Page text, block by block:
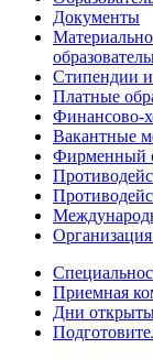
Документы
Стипендии
Платные
Финансово-
Вакантные
Фирменный
Приемная
Дни